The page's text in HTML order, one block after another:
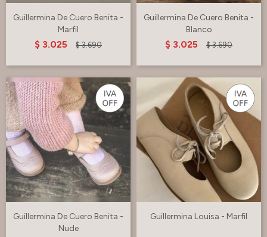
Guillermina De Cuero Benita -
Marfil
$ 3.025 $ 3.690
Guillermina De Cuero Benita -
Blanco
$ 3.025 $ 3.690
Guillermina De Cuero Benita -
Nude
Guillermina Louisa - Marfil